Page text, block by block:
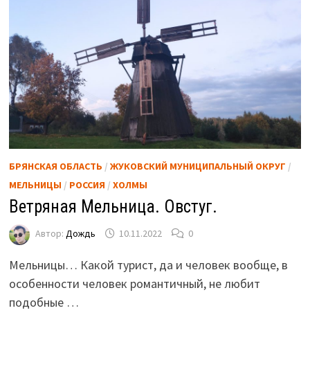
БРЯНСКАЯ ОБЛАСТЬ / ЖУКОВСКИЙ МУНИЦИПАЛЬНЫЙ ОКРУГ /
МЕЛЬНИЦЫ / РОССИЯ / ХОЛМЫ
Ветряная Мельница. Овстуг.
Автор: Дождь 10.11.2022 0
Мельницы… Какой турист, да и человек вообще, в
особенности человек романтичный, не любит
подобные …